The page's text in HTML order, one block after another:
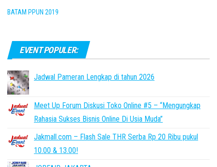
BATAM PPUN 2019
EVENT POPULER:
Jadwal Pameran Lengkap di tahun 2026
Meet Up Forum Diskusi Toko Online #5 – “Mengungkap
Rahasia Sukses Bisnis Online Di Usia Muda”
Jakmall.com – Flash Sale THR Serba Rp 20 Ribu pukul
10.00 & 13.00!